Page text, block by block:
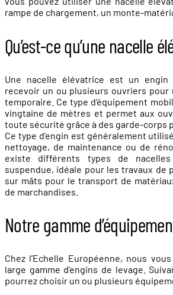
rampe de chargement, un monte-
Qu’est-ce qu’une nacelle
Une nacelle élévatrice est un
recevoir un ou plusieurs ouvriers pour
temporaire. Ce type d’équipement
vingtaine de mètres et permet aux
toute sécurité grâce à des garde-corps
Ce type d’engin est généralement
nettoyage, de maintenance ou de
existe différents types de
suspendue, idéale pour les travaux de
sur mâts pour le transport de
de marchandises.
Notre gamme
Chez l’Echelle Européenne, nous
large gamme d’engins de levage.
pourrez choisir un ou plusieurs